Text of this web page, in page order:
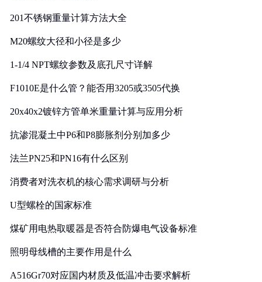
201不锈钢重量计算方法大全
M20螺纹大径和小径是多少
1-1/4 NPT螺纹参数及底孔尺寸详解
F1010E是什么管？能否用3205或3505代换
20x40x2镀锌方管单米重量计算与应用分析
抗渗混凝土中P6和P8膨胀剂分别加多少
法兰PN25和PN16有什么区别
消费者对洗衣机的核心需求调研与分析
U型螺栓的国家标准
煤矿用电热取暖器是否符合防爆电气设备标准
照明母线槽的主要作用是什么
A516Gr70对应国内材质及低温冲击要求解析